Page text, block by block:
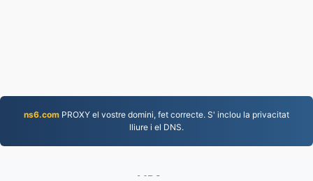
ns6.com PROXY el vostre domini, fet correcte. S' inclou la privacitat
lliure i el DNS.